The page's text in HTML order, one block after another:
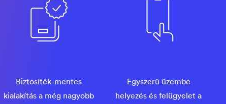
Biztosíték-mentes
kialakítás a még nagyobb
Egyszerű üzembe
helyezés és felügyelet a